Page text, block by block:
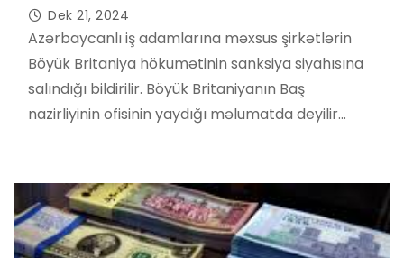
Dek 21, 2024
Azərbaycanlı iş adamlarına məxsus şirkətlərin
Böyük Britaniya hökumətinin sanksiya siyahısına
salındığı bildirilir. Böyük Britaniyanın Baş
nazirliyinin ofisinin yaydığı məlumatda deyilir…